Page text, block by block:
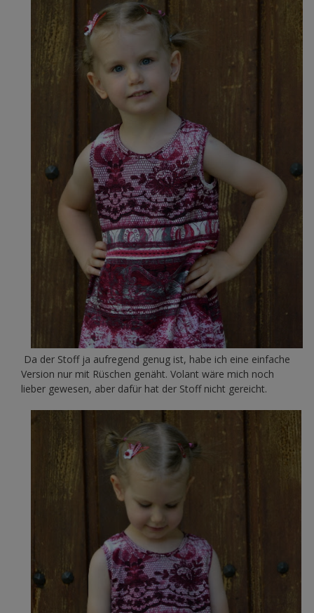
Da der Stoff ja aufregend genug ist, habe ich eine einfache
Version nur mit Rüschen genäht. Volant wäre mich noch
lieber gewesen, aber dafür hat der Stoff nicht gereicht.